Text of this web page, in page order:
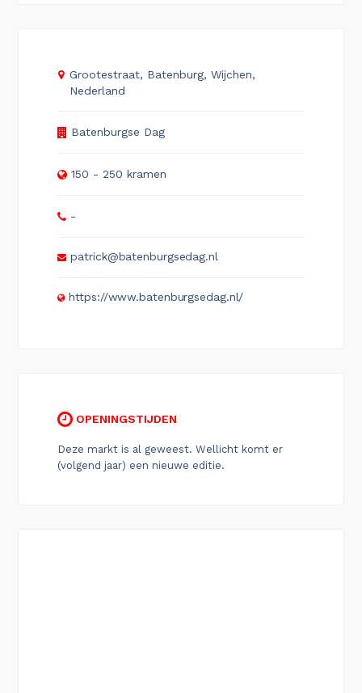
Grootestraat, Batenburg, Wijchen,
Nederland
Batenburgse Dag
150 - 250 kramen
-
patrick@batenburgsedag.nl
https://www.batenburgsedag.nl/
OPENINGSTIJDEN
Deze markt is al geweest. Wellicht komt er
(volgend jaar) een nieuwe editie.